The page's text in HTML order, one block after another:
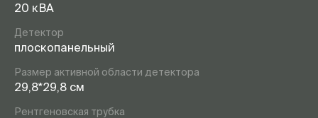
20 кВА
Детектор
плоскопанельный
Размер активной области детектора
29,8*29,8 см
Рентгеновская трубка